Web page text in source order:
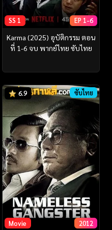
SS 1 EP 1-6
Karma (2025) อุบัติกรรม ตอน
ที่ 1-6 จบ พากย์ไทย ซับไทย
6.9 ซับไทย
Movie 2012